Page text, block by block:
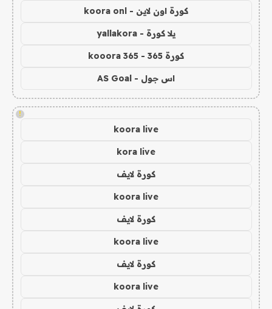
كورة اون لاين - koora onl
يلا كورة - yallakora
كورة 365 - kooora 365
اس جول - AS Goal
!
koora live
kora live
كورة لايف
koora live
كورة لايف
koora live
كورة لايف
koora live